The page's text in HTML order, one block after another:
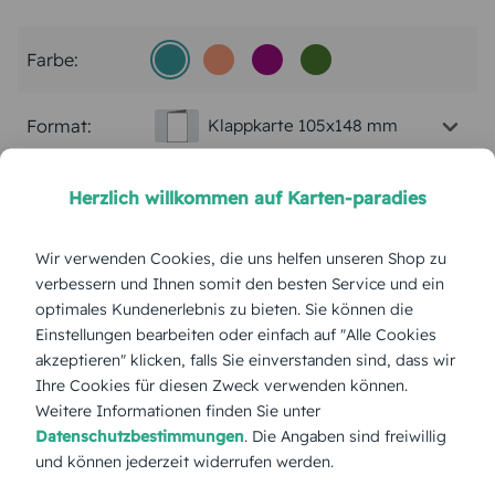
Farbe:
Format: Klappkarte 105x148 mm
Papierart: Bilderdruck
Menge:
Stückpreis: 2,60 €
Gesamtpreis: 65,00 € Inkl. MwSt. zzgl. Versand
Herzlich willkommen auf Karten-paradies
Wir verwenden Cookies, die uns helfen unseren Shop zu
verbessern und Ihnen somit den besten Service und ein
optimales Kundenerlebnis zu bieten. Sie können die
Einstellungen bearbeiten oder einfach auf "Alle Cookies
akzeptieren" klicken, falls Sie einverstanden sind, dass wir
Ihre Cookies für diesen Zweck verwenden können.
Weitere Informationen finden Sie unter
Datenschutzbestimmungen. Die Angaben sind freiwillig
und können jederzeit widerrufen werden.